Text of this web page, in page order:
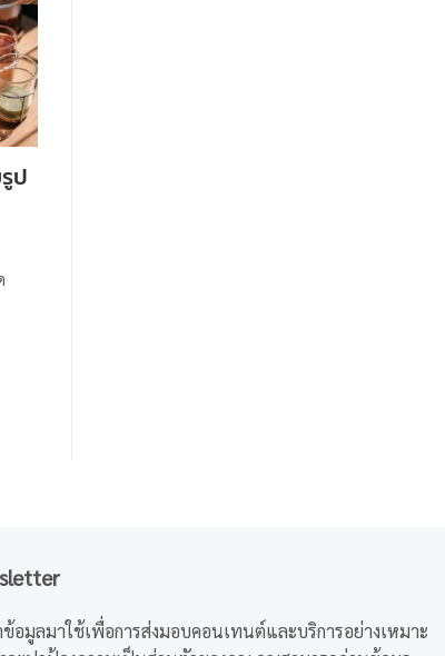
ป
ข้อมูลมาใช้เพื่อการส่งมอบคอนเทนต์และบริการอย่างเหมาะ